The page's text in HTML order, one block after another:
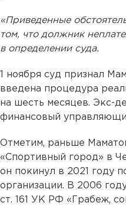
«Приведенные
том, что должник
в определении суда.
1 ноября суд признал
введена процедура
на шесть месяцев. Экс-
финансовый
Отметим, раньше
«Спортивный город» в
он покинул в 2021 году
организации. В 2006
ст. 161 УК РФ «Грабеж,